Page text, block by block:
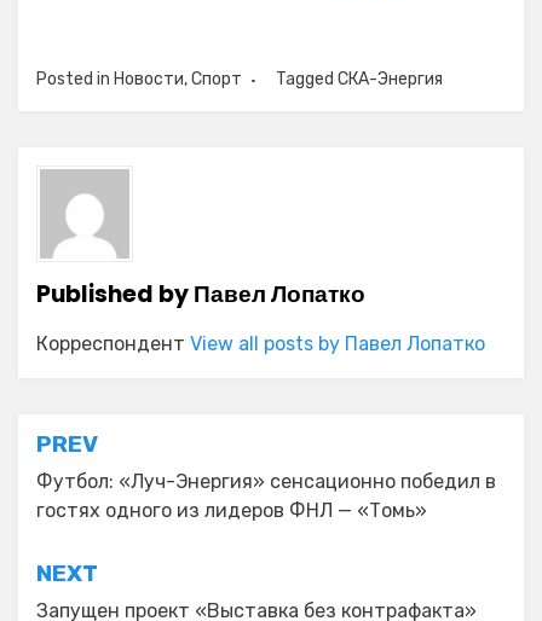
Posted in Новости,Спорт Tagged СКА-Энергия
Published byПавел Лопатко
Корреспондент View all posts by Павел Лопатко
Навигация
по
записям
PREV
Футбол: «Луч-Энергия» сенсационно победил в
гостях одного из лидеров ФНЛ — «Томь»
NEXT
Запущен проект «Выставка без контрафакта»